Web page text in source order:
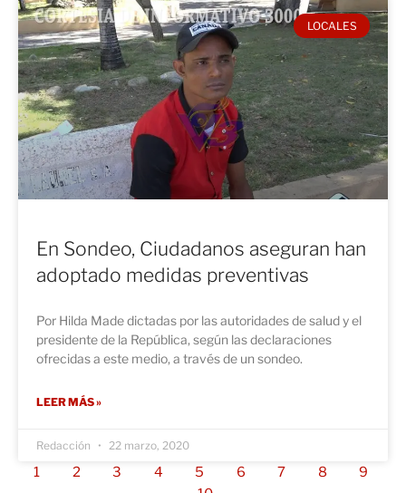
LOCALES
En Sondeo, Ciudadanos aseguran han
adoptado medidas preventivas
Por Hilda Made dictadas por las autoridades de salud y el
presidente de la República, según las declaraciones
ofrecidas a este medio, a través de un sondeo.
LEER MÁS »
Redacción 22 marzo, 2020
1 2 3 4 5 6 7 8
9